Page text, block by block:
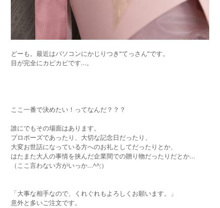
どーも。最近はパソコンにかじりつき“てっさん”です。
目が完全にカピカピです…。
ここ一番で決めたい！ってなんだ？？？
誰にでもその場面はあります。
プロポーズであったり、大切な記念日だったり、
大変お世話になっている方へのお礼としてだったりとか、
はたまた大人の事情を挟んだ企業間での贈り物だったりだとか…
（ここ言わない方がいっか…^^;）
「大事な相手なので、くれぐれもよろしくお願います。」
意外と多いご注文です。